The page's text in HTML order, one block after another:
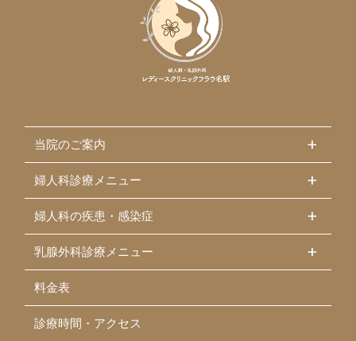
当院のご案内
婦人科診療メニュー
婦人科の疾患・感染症
乳腺外科診療メニュー
料金表
診療時間・アクセス